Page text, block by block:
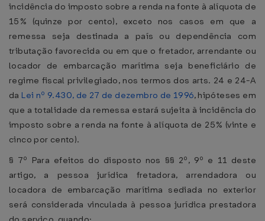
incidência do imposto sobre a renda na fonte à alíquota de
15% (quinze por cento), exceto nos casos em que a
remessa seja destinada a país ou dependência com
tributação favorecida ou em que o fretador, arrendante ou
locador de embarcação marítima seja beneficiário de
regime fiscal privilegiado, nos termos dos arts. 24 e 24-A
da Lei nº 9.430, de 27 de dezembro de 1996, hipóteses em
que a totalidade da remessa estará sujeita à incidência do
imposto sobre a renda na fonte à alíquota de 25% (vinte e
cinco por cento).
§ 7º Para efeitos do disposto nos §§ 2º, 9º e 11 deste
artigo, a pessoa jurídica fretadora, arrendadora ou
locadora de embarcação marítima sediada no exterior
será considerada vinculada à pessoa jurídica prestadora